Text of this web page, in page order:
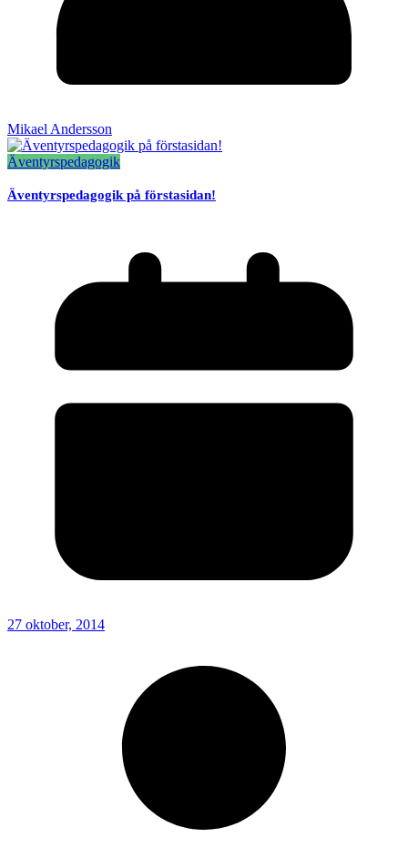
Mikael Andersson
Äventyrspedagogik
Äventyrspedagogik på förstasidan!
27 oktober, 2014